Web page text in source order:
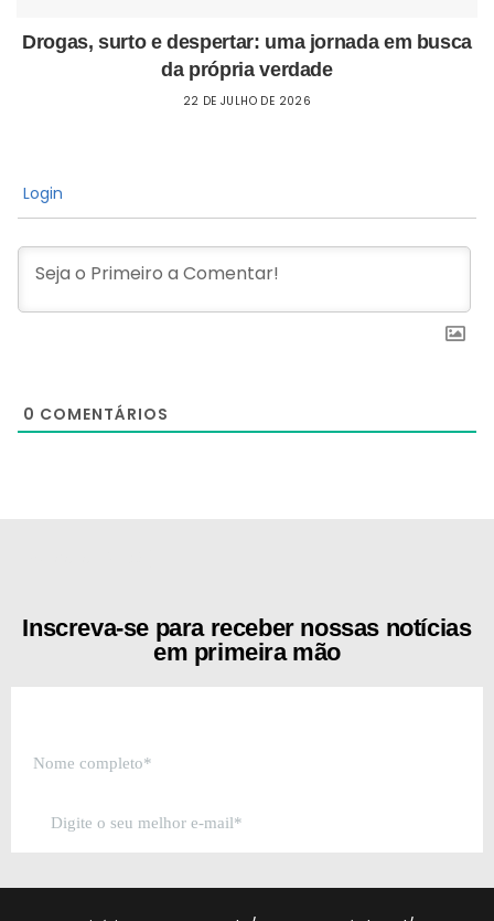
Drogas, surto e despertar: uma jornada em busca
da própria verdade
22 DE JULHO DE 2026
Login
0 COMENTÁRIOS
Inscreva-se para receber nossas notícias
em primeira mão